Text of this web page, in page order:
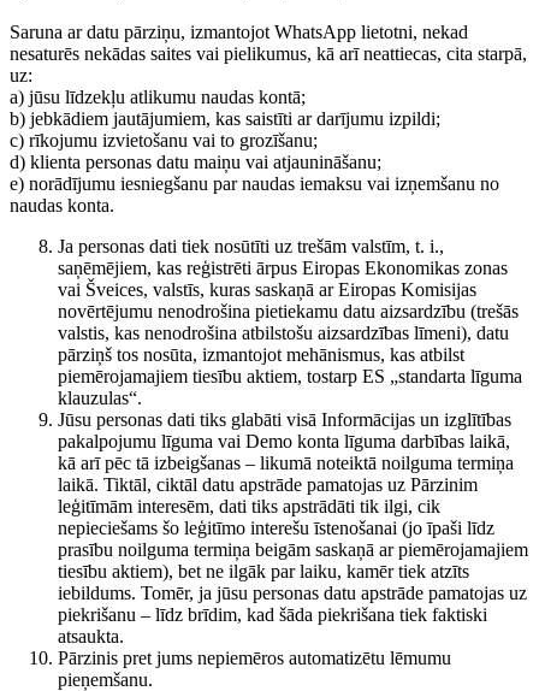
Saruna ar datu pārziņu, izmantojot WhatsApp lietotni, nekad
nesaturēs nekādas saites vai pielikumus, kā arī neattiecas, cita starpā,
uz:
a) jūsu līdzekļu atlikumu naudas kontā;
b) jebkādiem jautājumiem, kas saistīti ar darījumu izpildi;
c) rīkojumu izvietošanu vai to grozīšanu;
d) klienta personas datu maiņu vai atjaunināšanu;
e) norādījumu iesniegšanu par naudas iemaksu vai izņemšanu no
naudas konta.
Ja personas dati tiek nosūtīti uz trešām valstīm, t. i.,
saņēmējiem, kas reģistrēti ārpus Eiropas Ekonomikas zonas
vai Šveices, valstīs, kuras saskaņā ar Eiropas Komisijas
novērtējumu nenodrošina pietiekamu datu aizsardzību (trešās
valstis, kas nenodrošina atbilstošu aizsardzības līmeni), datu
pārziņš tos nosūta, izmantojot mehānismus, kas atbilst
piemērojamajiem tiesību aktiem, tostarp ES „standarta līguma
klauzulas“.
Jūsu personas dati tiks glabāti visā Informācijas un izglītības
pakalpojumu līguma vai Demo konta līguma darbības laikā,
kā arī pēc tā izbeigšanas – likumā noteiktā noilguma termiņa
laikā. Tiktāl, ciktāl datu apstrāde pamatojas uz Pārzinim
leģitīmām interesēm, dati tiks apstrādāti tik ilgi, cik
nepieciešams šo leģitīmo interešu īstenošanai (jo īpaši līdz
prasību noilguma termiņa beigām saskaņā ar piemērojamajiem
tiesību aktiem), bet ne ilgāk par laiku, kamēr tiek atzīts
iebildums. Tomēr, ja jūsu personas datu apstrāde pamatojas uz
piekrišanu – līdz brīdim, kad šāda piekrišana tiek faktiski
atsaukta.
Pārzinis pret jums nepiemēros automatizētu lēmumu
pieņemšanu.